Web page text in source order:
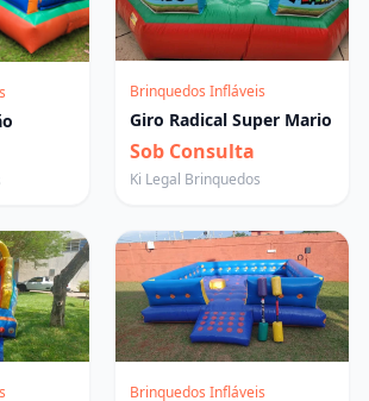
Brinquedos Infláveis
Giro Radical Super Mario
Sob Consulta
Ki Legal Brinquedos
Brinquedos Infláveis